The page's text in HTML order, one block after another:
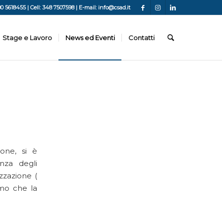
5618455 | Cell: 348 7507598 | E-mail: info@csad.it
Stage e Lavoro News ed Eventi Contatti
si è
degli
(
che la